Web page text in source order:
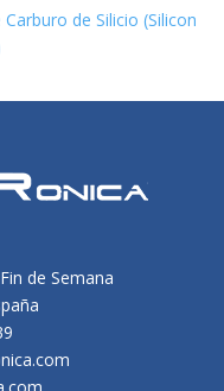
de Silicio (Silicon
de Semana